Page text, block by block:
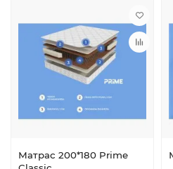
Матрас 200*180 Prime